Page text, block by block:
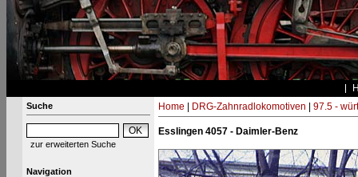
Suche
zur erweiterten Suche
Navigation
Home DRG-Zahnradlokomotiven 97.5 -
Esslingen 4057 - Daimler-Benz